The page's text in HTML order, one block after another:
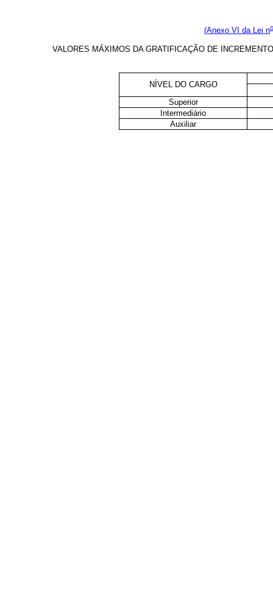
(Anexo VI da Lei no
VALORES MÁXIMOS DA GRATIFICAÇÃO DE
NÍVEL DO CARGO
Superior
Intermediário
Auxiliar